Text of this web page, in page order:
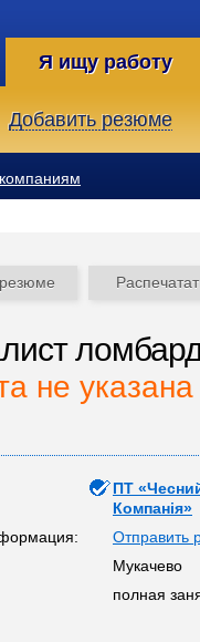
Я ищу работу
Добавить резюме
не указана
ПТ
Компанія»
Отправить
Мукачево
полная